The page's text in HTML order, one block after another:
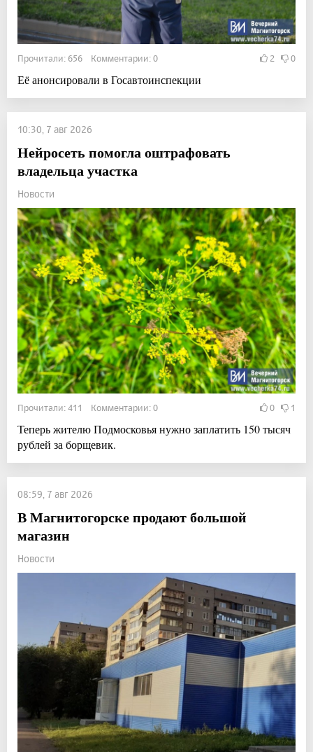
Прочитали: 656 Комментарии: 0 2 0
Её анонсировали в Госавтоинспекции
10:30, 7 авг 2026
Нейросеть помогла оштрафовать
владельца участка
Новости
Прочитали: 411 Комментарии: 0 0 1
Теперь жителю Подмосковья нужно заплатить 150 тысяч
рублей за борщевик.
08:59, 7 авг 2026
В Магнитогорске продают большой
магазин
Новости